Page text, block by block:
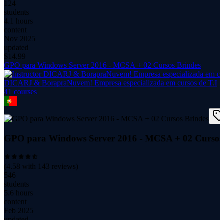
124
students
4.1 hours
content
Nov 2025
updated
$ 14.99
GPO para Windows Server 2016 - MCSA + 02 Cursos Brindes
DICARJ & BorapraNuvem! Empresa especializada em cursos de T.I
41 courses
GPO para Windows Server 2016 - MCSA + 02
(4.58 with 143 reviews)
546
students
5.6 hours
content
Feb 2025